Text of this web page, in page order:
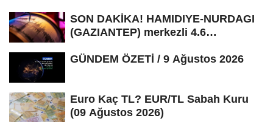
SON DAKİKA! HAMIDIYE-NURDAGI
(GAZIANTEP) merkezli 4.6
GÜNDEM ÖZETİ / 9 Ağustos 2026
Euro Kaç TL? EUR/TL Sabah Kuru
(09 Ağustos 2026)